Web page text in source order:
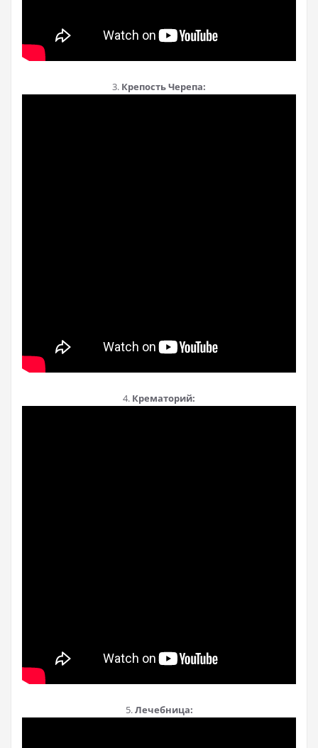
3. Крепость Черепа:
4. Крематорий:
5.Лечебница: